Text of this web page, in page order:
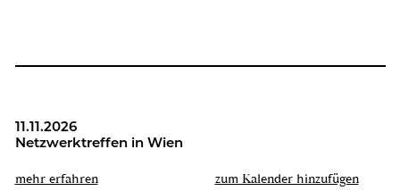
11.11.2026
Netz­werk­tref­fen in Wien
mehr er­fah­ren zum Ka­len­der hin­zu­fü­gen